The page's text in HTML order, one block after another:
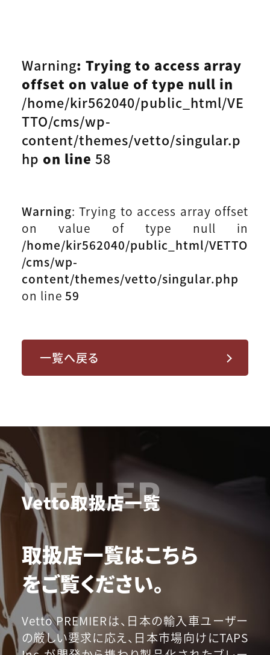
Warning: Trying to access array
offset on value of type null in
/home/kir562040/public_html/VE
TTO/cms/wp-
content/themes/vetto/singular.p
hp on line 58
Warning: Trying to access array offset
on value of type null in
/home/kir562040/public_html/VETTO
/cms/wp-
content/themes/vetto/singular.php
on line 59
一覧へ戻る
DEALER
Vetto取扱店一覧
取扱店一覧はこちら
をご覧ください。
Vetto PREMIERは、日本の輸入車ユーザー
の厳しい要求に応え、日本市場向けにTAPS